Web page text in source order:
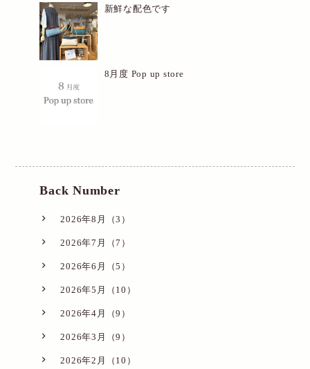
新鮮な配色です
8月度 Pop up store
Back Number
2026年8月（3）
2026年7月（7）
2026年6月（5）
2026年5月（10）
2026年4月（9）
2026年3月（9）
2026年2月（10）